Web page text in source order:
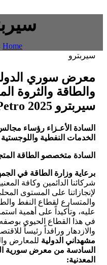
Home
سيربترو
معرض سوري
والطاقة والثروة
سيربترو SyrPetro 2025
السادة الأعـزاء رؤساء
الخدمات النفطية واللوجستية
السادة متخصصو الطاقة
برعاية وزارة الطاقة في
شركائنا الدائمين وكافة
لإنجازاتنا على المستوى
والمتسارع لقطاع النفط
عليه، وتأكيداً على أهمية
في هذا القطاع الحيوي
والازدهار ورافداً رئيساً
مشهداني الدولية للمعارض
السادسة من معرض سورية
المعدنية: